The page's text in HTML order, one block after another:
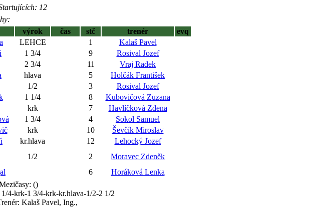
12
výrok čas stč trenér
evq
LEHCE 1
Kalaš Pavel
1 3/4 9
Rosival Jozef
2 3/4 11
Vraj Radek
hlava 5
Holčák František
1/2 3
Rosival Jozef
1 1/4 8
Kubovičová Zuzana
krk 7
Havlíčková Zdena
1 3/4 4
Sokol Samuel
krk 10
Ševčík Miroslav
kr.hlava 12
Lehocký Jozef
1/2 2
Moravec Zdeněk
6
Horáková Lenka
()
4-krk-1 3/4-krk-kr.hlava-1/2-2 1/2
Kalaš Pavel, Ing.,